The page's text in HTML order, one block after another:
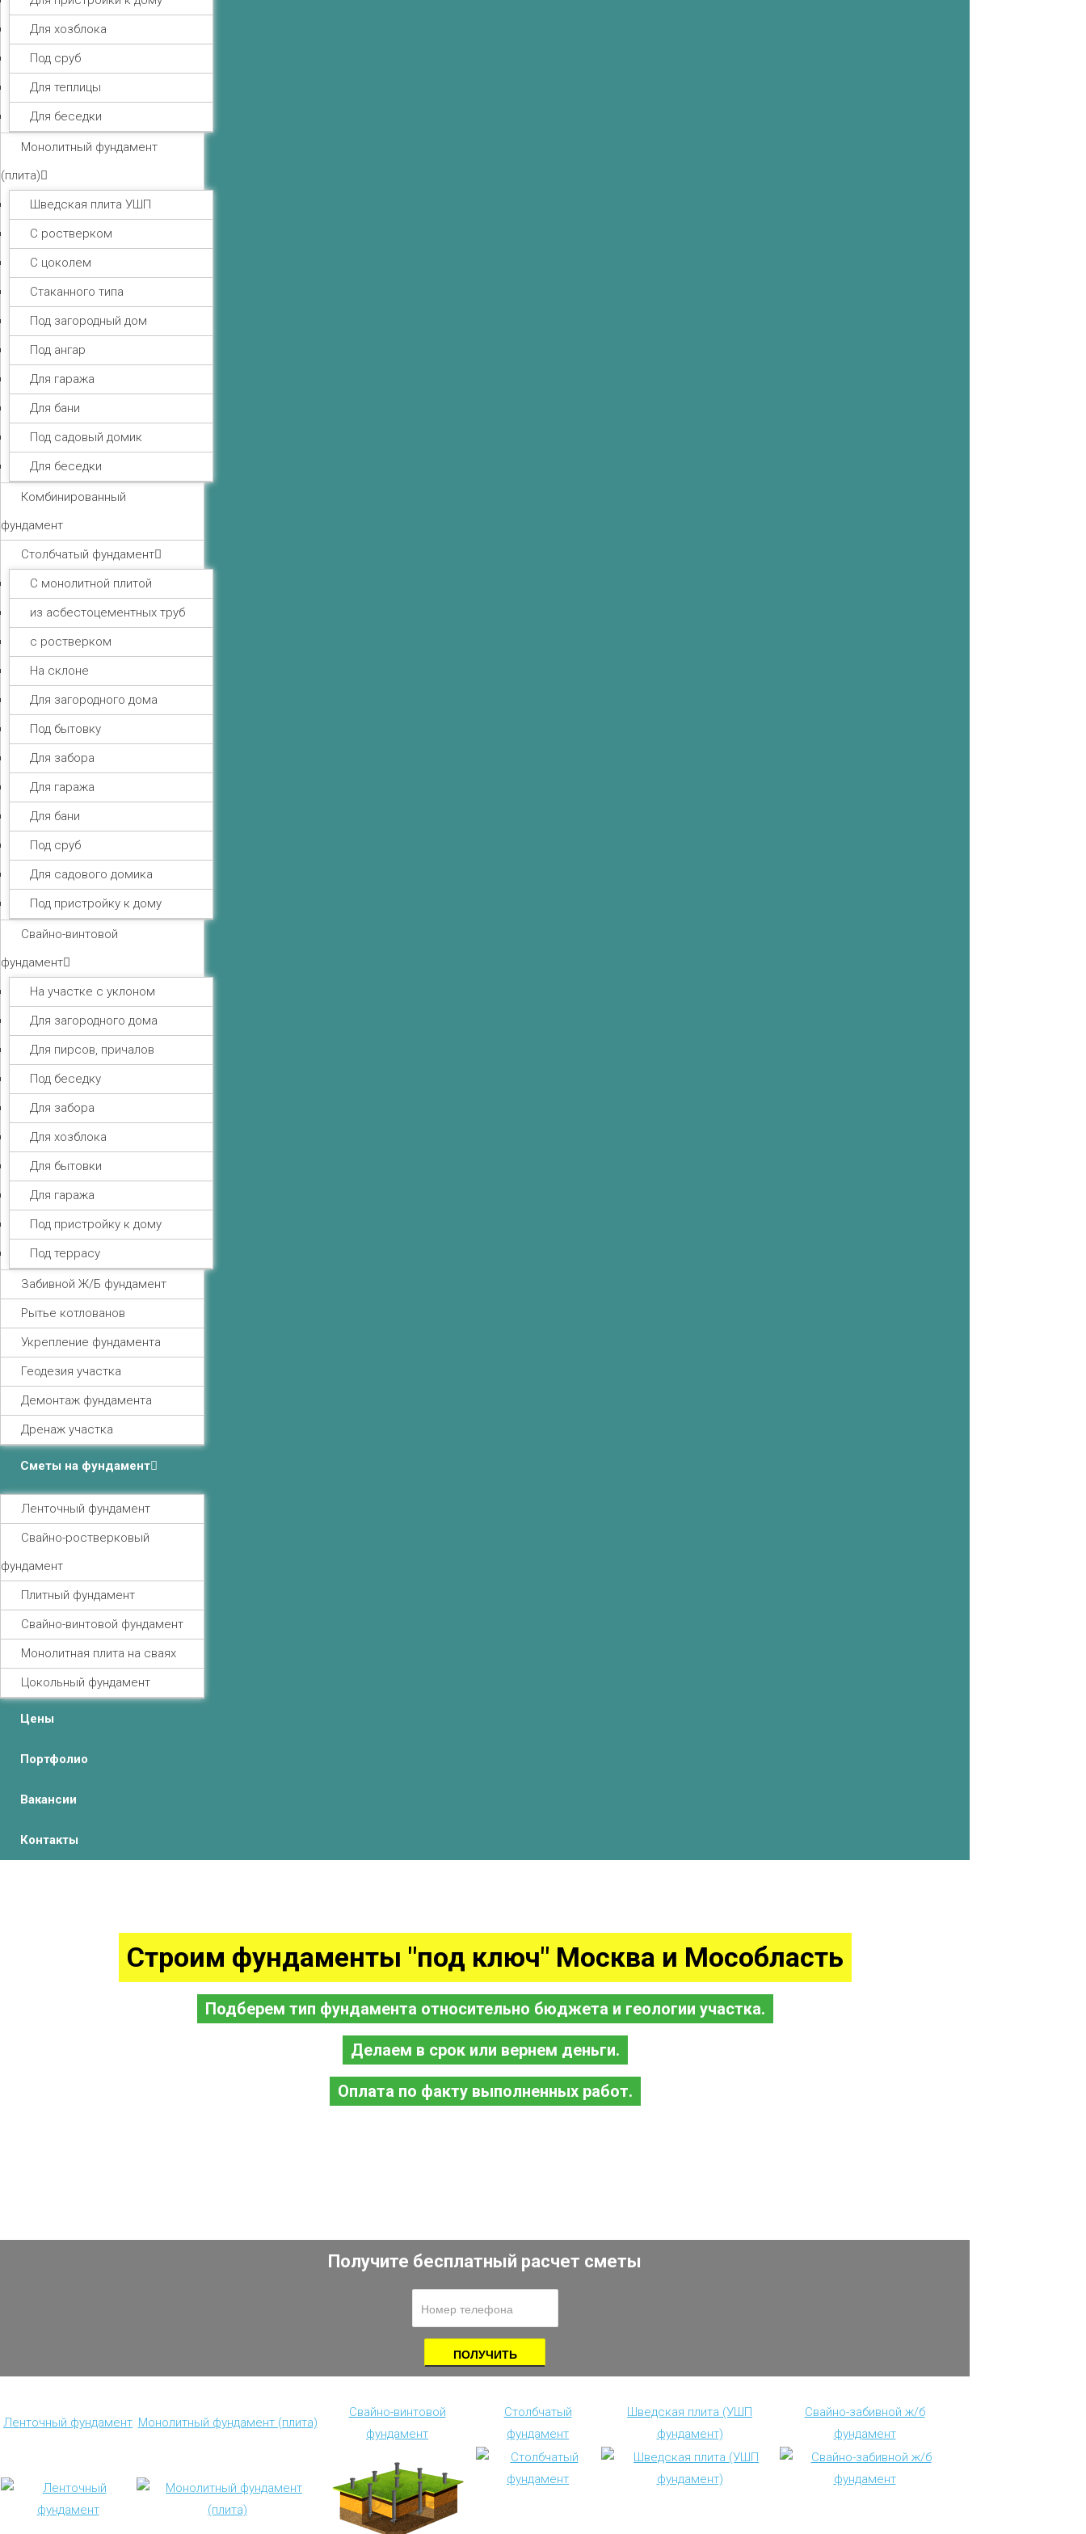
Для хозблока
Под сруб
Для теплицы
Для беседки
Монолитный фундамент
(плита)
Шведская плита УШП
С ростверком
С цоколем
Стаканного типа
Под загородный дом
Под ангар
Для гаража
Для бани
Под садовый домик
Для беседки
Комбинированный
фундамент
Столбчатый фундамент
С монолитной плитой
из асбестоцементных труб
с ростверком
На склоне
Для загородного дома
Под бытовку
Для забора
Для гаража
Для бани
Под сруб
Для садового домика
Под пристройку к дому
Свайно-винтовой
фундамент
На участке с уклоном
Для загородного дома
Для пирсов, причалов
Под беседку
Для забора
Для хозблока
Для бытовки
Для гаража
Под пристройку к дому
Под террасу
Забивной Ж/Б фундамент
Рытье котлованов
Укрепление фундамента
Геодезия участка
Демонтаж фундамента
Дренаж участка
Сметы на фундамент
Ленточный фундамент
Свайно-ростверковый
фундамент
Плитный фундамент
Свайно-винтовой фундамент
Монолитная плита на сваях
Цокольный фундамент
Цены
Портфолио
Вакансии
Контакты
Строим фундаменты "под ключ" Москва и Мособласть
Подберем тип фундамента относительно бюджета и геологии участка.
Делаем в срок или вернем деньги.
Оплата по факту выполненных работ.
Получите бесплатный расчет сметы
Ленточный фундамент Монолитный фундамент (плита)
Свайно-винтовой
фундамент
Столбчатый
фундамент
Шведская плита (УШП
фундамент)
Свайно-забивной ж/б
фундамент